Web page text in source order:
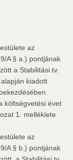
az
A § a.) pontjának
a Stabilitási tv.
kiadott
költségvetési évet
1. melléklete
az
A § b.) pontjának